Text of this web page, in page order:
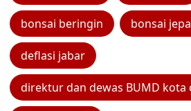
bonsai beringin bonsai
deflasi jabar
direktur dan dewas BUMD kota